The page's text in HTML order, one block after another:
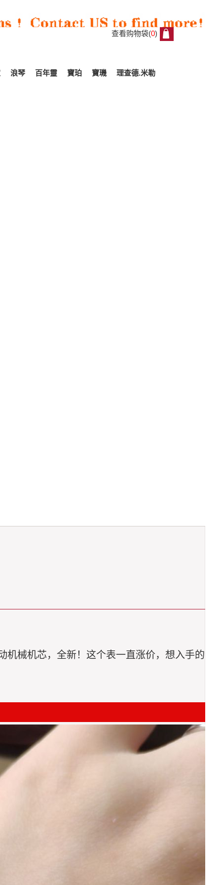
查看购物袋(0)
浪琴 百年靈 寶珀 寶璣 理查德.米勒
机械机芯，全新！这个表一直涨价，想入手的